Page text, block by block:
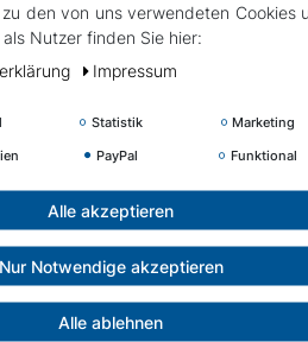
Whirlpool
Umfassender
Sofort versandfertig
den von uns verwendeten Cookies
Nutzer finden Sie hier:
Impressum
Statistik
Marketing
PayPal Funktional
Alle akzeptieren
Nur Notwendige akzeptieren
Alle ablehnen